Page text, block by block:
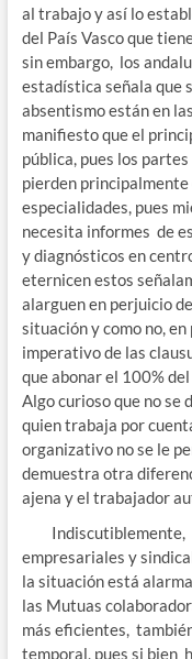
al trabajo y así lo
del País Vasco que
sin embargo, los
estadística señala que
absentismo están en
manifiesto que el
pública, pues los
pierden principalmente
especialidades, pues
necesita informes de
y diagnósticos en
eternicen estos
alarguen en perjuicio
situación y como no,
imperativo de las
que abonar el 100%
Algo curioso que no se
quien trabaja por
organizativo no se le
demuestra otra
ajena y el trabajador
Indiscutiblemente,
empresariales y
la situación está
las Mutuas
más eficientes,
temporal, pues si bien